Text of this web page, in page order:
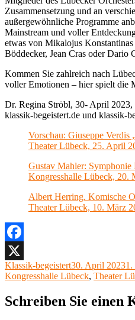
Zusammensetzung und an
außergewöhnliche Programme
Mainstream und voller
etwas von Mikalojus
Böddecker, Jean Cras oder Dario
Kommen Sie zahlreich nach
voller Emotionen – hier spielt die
Dr. Regina Ströbl, 30- April 2023,
klassik-begeistert.de und klassik-
Vorschau: Giuseppe Verdis
Theater Lübeck, 25. April
Gustav Mahler:
Kongresshalle Lübeck, 20.
Albert Herring. Komische
Theater Lübeck, 10. März
Facebook
X
Autor
Klassik-begeistertVeröffentlicht
am
30. April 20231.
Kongresshalle Lübeck, Theater
Schreiben Sie einen